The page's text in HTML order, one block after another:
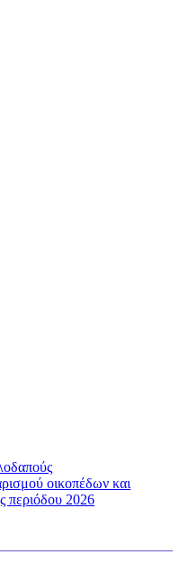
οικοπέδων και
περιόδου 2026